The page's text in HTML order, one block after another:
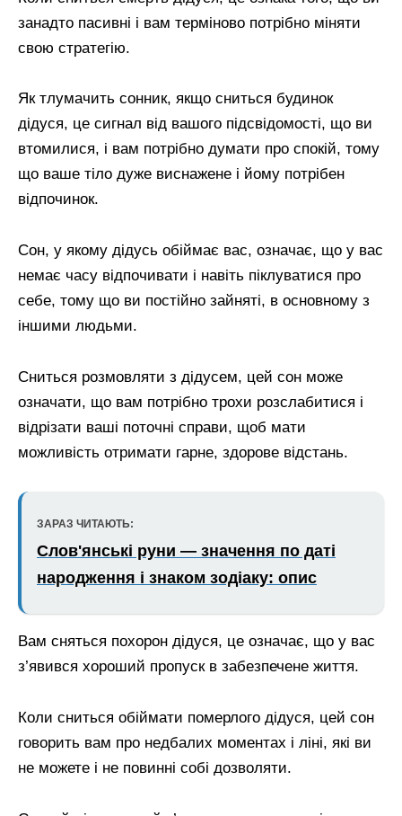
занадто пасивні і вам терміново потрібно міняти
свою стратегію.
Як тлумачить сонник, якщо сниться будинок
дідуся, це сигнал від вашого підсвідомості, що ви
втомилися, і вам потрібно думати про спокій, тому
що ваше тіло дуже виснажене і йому потрібен
відпочинок.
Сон, у якому дідусь обіймає вас, означає, що у вас
немає часу відпочивати і навіть піклуватися про
себе, тому що ви постійно зайняті, в основному з
іншими людьми.
Сниться розмовляти з дідусем, цей сон може
означати, що вам потрібно трохи розслабитися і
відрізати ваші поточні справи, щоб мати
можливість отримати гарне, здорове відстань.
ЗАРАЗ ЧИТАЮТЬ:
Слов'янські руни — значення по даті
народження і знаком зодіаку: опис
Вам сняться похорон дідуся, це означає, що у вас
з’явився хороший пропуск в забезпечене життя.
Коли сниться обіймати померлого дідуся, цей сон
говорить вам про недбалих моментах і ліні, які ви
не можете і не повинні собі дозволяти.